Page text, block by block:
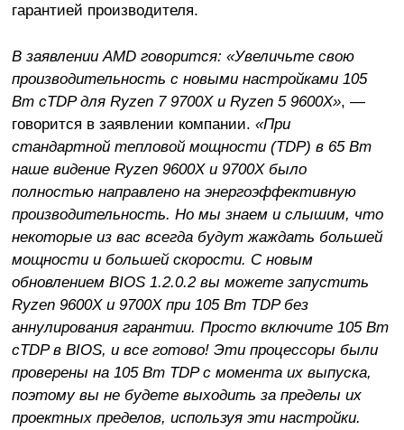
гарантией производителя.
В заявлении AMD говорится: «Увеличьте свою
производительность с новыми настройками 105
Вт cTDP для Ryzen 7 9700X и Ryzen 5 9600X», —
говорится в заявлении компании. «При
стандартной тепловой мощности (TDP) в 65 Вт
наше видение Ryzen 9600X и 9700X было
полностью направлено на энергоэффективную
производительность. Но мы знаем и слышим, что
некоторые из вас всегда будут жаждать большей
мощности и большей скорости. С новым
обновлением BIOS 1.2.0.2 вы можете запустить
Ryzen 9600X и 9700X при 105 Вт TDP без
аннулирования гарантии. Просто включите 105 Вт
cTDP в BIOS, и все готово! Эти процессоры были
проверены на 105 Вт TDP с момента их выпуска,
поэтому вы не будете выходить за пределы их
проектных пределов, используя эти настройки.